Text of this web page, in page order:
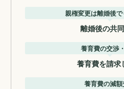
親権変更は離婚後
離婚後の共
養育費の交渉
養育費を請求
養育費の減